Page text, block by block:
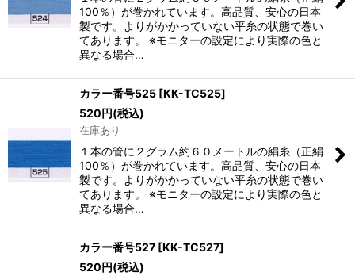
100％）が巻かれています。高品質、安心の日本
製です。よりがかかっていない平糸の状態で巻い
てあります。 ※モニターの設定により実際の色と
異なる場合…
カラー番号525 [KK-TC525]
520円(税込)
在庫あり
１本の管に２グラム約６０メートルの絹糸（正絹
100％）が巻かれています。高品質、安心の日本
製です。よりがかかっていない平糸の状態で巻い
てあります。 ※モニターの設定により実際の色と
異なる場合…
カラー番号527 [KK-TC527]
520円(税込)